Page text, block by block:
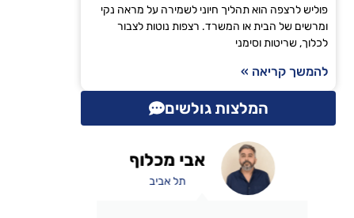
פוליש לרצפה הוא תהליך חיוני לשמירה על מראה נקי
ומרשים של הבית או המשרד. רצפות נוטות לצבור
לכלוך, שריטות וסימני
להמשך קריאה »
המלצות גולשים
אבי מכלוף
תל אביב